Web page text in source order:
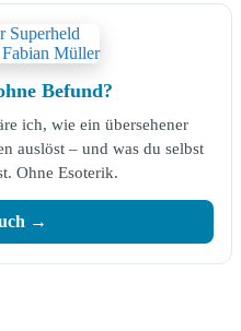
Befund?
ich, wie ein übersehener
auslöst – und was du selbst
Ohne Esoterik.
→